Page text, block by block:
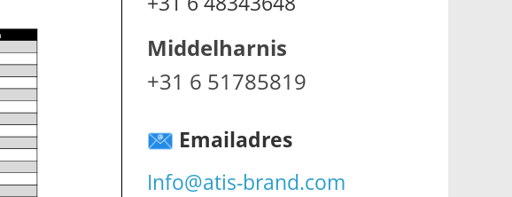
Middelharnis
+31 6 51785819
Emailadres
Info@atis-brand.com